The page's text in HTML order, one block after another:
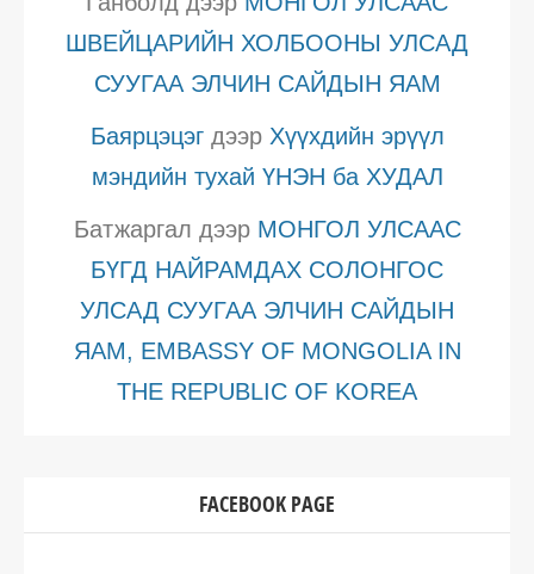
ШВЕЙЦАРИЙН ХОЛБООНЫ УЛСАД
СУУГАА ЭЛЧИН САЙДЫН ЯАМ
Баярцэцэгдээр Хүүхдийн эрүүл
мэндийн тухай ҮНЭН ба ХУДАЛ
Батжаргал дээр МОНГОЛ УЛСААС
БҮГД НАЙРАМДАХ СОЛОНГОС
УЛСАД СУУГАА ЭЛЧИН САЙДЫН
ЯАМ, EMBASSY OF MONGOLIA IN
THE REPUBLIC OF KOREA
FACEBOOK PAGE